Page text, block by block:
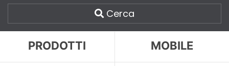
Cerca
PRODOTTI MOBILE